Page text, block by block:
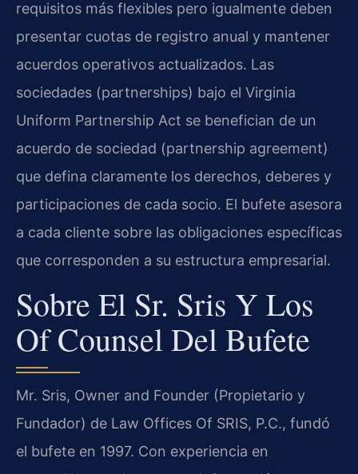
requisitos más flexibles pero igualmente deben
presentar cuotas de registro anual y mantener
acuerdos operativos actualizados. Las
sociedades (partnerships) bajo el Virginia
Uniform Partnership Act se benefician de un
acuerdo de sociedad (partnership agreement)
que defina claramente los derechos, deberes y
participaciones de cada socio. El bufete asesora
a cada cliente sobre las obligaciones específicas
que corresponden a su estructura empresarial.
Sobre El Sr. Sris Y Los
Of Counsel Del Bufete
Mr. Sris, Owner and Founder (Propietario y
Fundador) de Law Offices Of SRIS, P.C., fundó
el bufete en 1997. Con experiencia en